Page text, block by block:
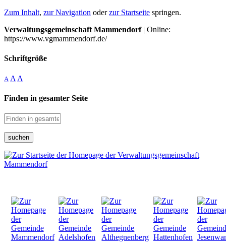
Zum Inhalt, zur Navigation oderzur Startseite springen.
Verwaltungsgemeinschaft Mammendorf| Online:
https://www.vgmammendorf.de/
Schriftgröße
A A A
Finden in gesamter Seite
suchen